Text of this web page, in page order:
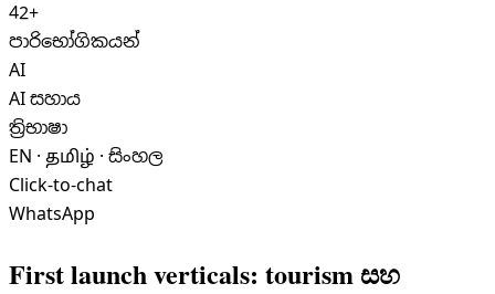
42+
පාරිභෝගිකයන්
AI
AI සහාය
ත්‍රිභාෂා
EN · தமிழ் · සිංහල
Click-to-chat
WhatsApp
First launch verticals: tourism සහ